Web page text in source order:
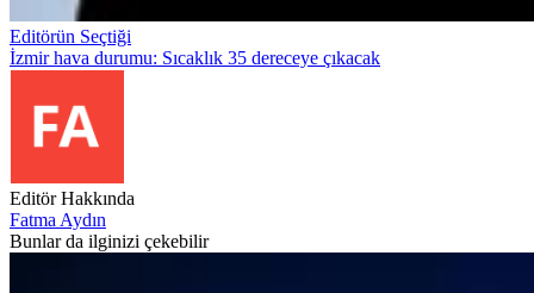
Editörün Seçtiği
İzmir hava durumu: Sıcaklık 35 dereceye çıkacak
Editör Hakkında
Fatma Aydın
Bunlar da ilginizi çekebilir